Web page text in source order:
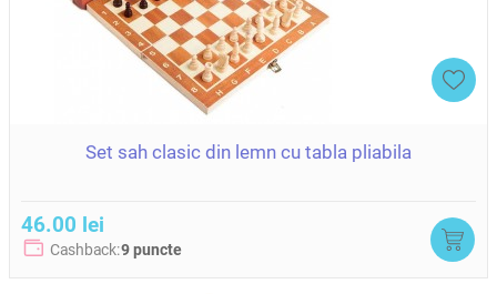
Set sah clasic din lemn cu tabla pliabila
46.00 lei
Cashback:9 puncte